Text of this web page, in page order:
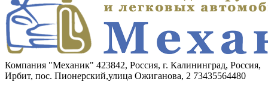
Компания "Механик" 423842, Россия, г. Калининград, Россия,
Ирбит, пос. Пионерский,улица Ожиганова, 2 73435564480